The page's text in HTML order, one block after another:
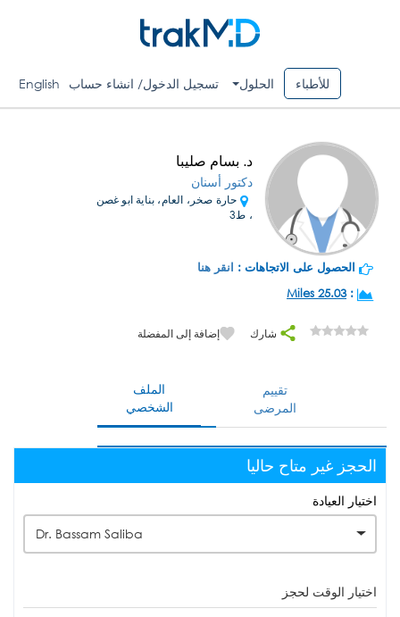
للأطباء الحلول تسجيل الدخول/ انشاء حساب English
د. بسام صليبا
دكتور أسنان
حارة صخر، العام، بناية ابو غصن
، ط3
الحصول على الاتجاهات : انقر هنا
:
25.03 Miles
شارك إضافة إلى المفضلة
الملف
الشخصي
تقييم
المرضى
الحجز غير متاح حاليا
اختيار العيادة
Dr. Bassam Saliba
اختيار الوقت لحجز